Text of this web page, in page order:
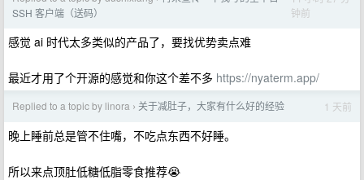
SSH 客户端（送码）
钟前
感觉 ai 时代太多类似的产品了，要找优势卖点难
最近才用了个开源的感觉和你这个差不多 https://nyaterm.app/
Replied to a topic by linora › 关于减肚子，大家有什么好的经验 1 天前
晚上睡前总是管不住嘴，不吃点东西不好睡。
所以来点顶肚低糖低脂零食推荐😭